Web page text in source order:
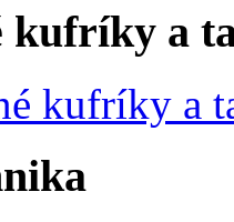
kufríky a
kufríky a